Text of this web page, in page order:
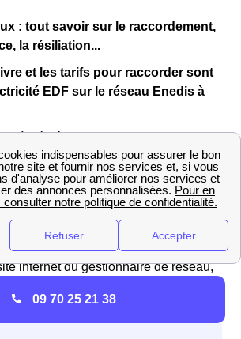
: tout savoir sur le raccordement,
la résiliation...
et les tarifs pour raccorder sont
EDF sur le réseau Enedis à
à déménager dans un logement
devrez alors déposer une
auprès d’Enedis Meurthe-et-
habitants de Puxieux souhaitant
doivent déposer un dossier de
internet du gestionnaire de réseau,
09 70 25 21 38